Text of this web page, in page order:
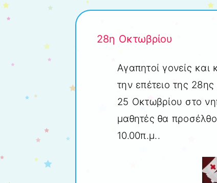
28η Οκτωβρίου
Αγαπητοί γονείς
την επέτειο της
25 Οκτωβρίου στο
μαθητές θα
10.00π.μ..